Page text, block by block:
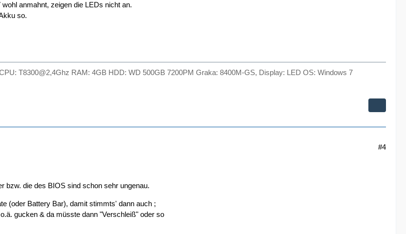
anmahnt, zeigen die LEDs nicht an.
so.
T8300@2,4Ghz RAM: 4GB HDD: WD 500GB 7200PM Graka: 8400M-GS, Display: LED OS: Windows 7
#4
bzw. die des BIOS sind schon sehr ungenau.
(oder Battery Bar), damit stimmts' dann auch ;
gucken & da müsste dann "Verschleiß" oder so